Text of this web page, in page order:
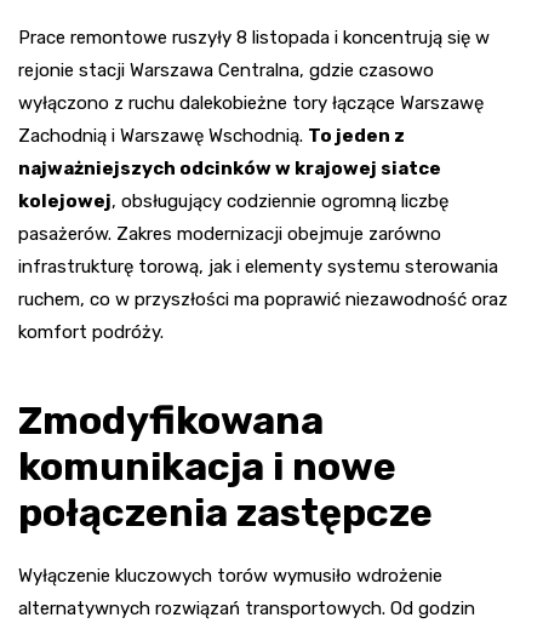
Prace remontowe ruszyły 8 listopada i koncentrują się w
rejonie stacji Warszawa Centralna, gdzie czasowo
wyłączono z ruchu dalekobieżne tory łączące Warszawę
Zachodnią i Warszawę Wschodnią. To jeden z
najważniejszych odcinków w krajowej siatce
kolejowej, obsługujący codziennie ogromną liczbę
pasażerów. Zakres modernizacji obejmuje zarówno
infrastrukturę torową, jak i elementy systemu sterowania
ruchem, co w przyszłości ma poprawić niezawodność oraz
komfort podróży.
Zmodyfikowana
komunikacja i nowe
połączenia zastępcze
Wyłączenie kluczowych torów wymusiło wdrożenie
alternatywnych rozwiązań transportowych. Od godzin